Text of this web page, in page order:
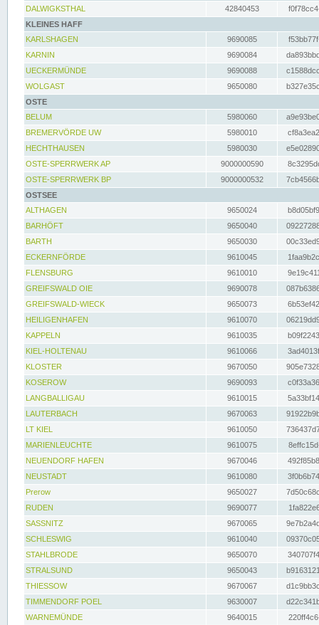
DALWIGKSTHAL
42840453
KLEINES HAFF
KARLSHAGEN
9690085
KARNIN
9690084
UECKERMÜNDE
9690088
WOLGAST
9650080
OSTE
BELUM
5980060
BREMERVÖRDE UW
5980010
HECHTHAUSEN
5980030
OSTE-SPERRWERK AP
9000000590
OSTE-SPERRWERK BP
9000000532
OSTSEE
ALTHAGEN
9650024
BARHÖFT
9650040
BARTH
9650030
ECKERNFÖRDE
9610045
FLENSBURG
9610010
GREIFSWALD OIE
9690078
GREIFSWALD-WIECK
9650073
HEILIGENHAFEN
9610070
KAPPELN
9610035
KIEL-HOLTENAU
9610066
KLOSTER
9670050
KOSEROW
9690093
LANGBALLIGAU
9610015
LAUTERBACH
9670063
LT KIEL
9610050
MARIENLEUCHTE
9610075
NEUENDORF HAFEN
9670046
NEUSTADT
9610080
Prerow
9650027
RUDEN
9690077
SASSNITZ
9670065
SCHLESWIG
9610040
STAHLBRODE
9650070
STRALSUND
9650043
THIESSOW
9670067
TIMMENDORF POEL
9630007
WARNEMÜNDE
9640015